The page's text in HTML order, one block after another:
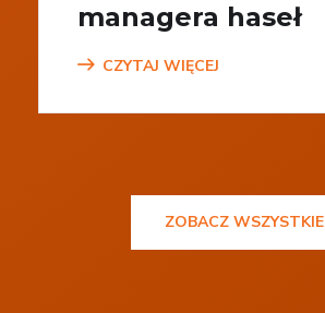
managera haseł
CZYTAJ WIĘCEJ
ZOBACZ WSZYSTKIE